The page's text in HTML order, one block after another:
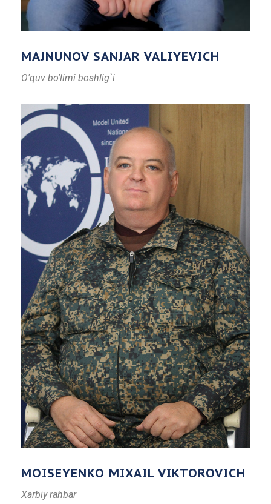
MAJNUNOV SANJAR VALIYEVICH
O'quv bo'limi boshlig`i
MOISEYENKO MIXAIL VIKTOROVICH
Xarbiy rahbar